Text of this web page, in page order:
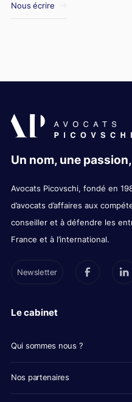
Nous écrire
Un nom, une
Avocats Picovschi, fondé en
d’avocats d’affaires aux
conseiller et à défendre les
France et à l’international.
Newsletter
Le cabinet
Qui sommes nous ?
Nos partenaires